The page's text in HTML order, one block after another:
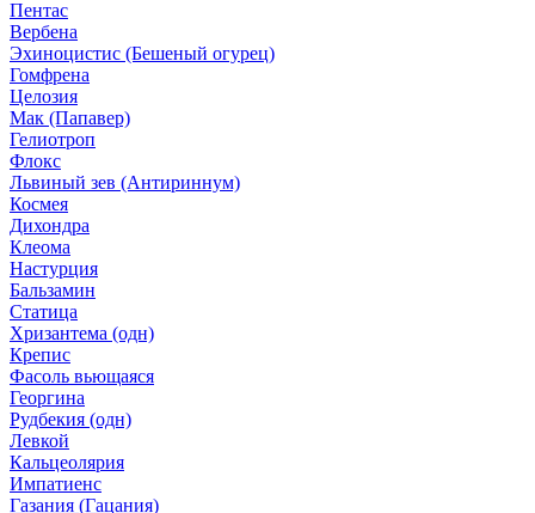
Пентас
Вербена
Эхиноцистис (Бешеный огурец)
Гомфрена
Целозия
Мак (Папавер)
Гелиотроп
Флокс
Львиный зев (Антириннум)
Космея
Дихондра
Клеома
Настурция
Бальзамин
Статица
Хризантема (одн)
Крепис
Фасоль вьющаяся
Георгина
Рудбекия (одн)
Левкой
Кальцеолярия
Импатиенс
Газания (Гацания)